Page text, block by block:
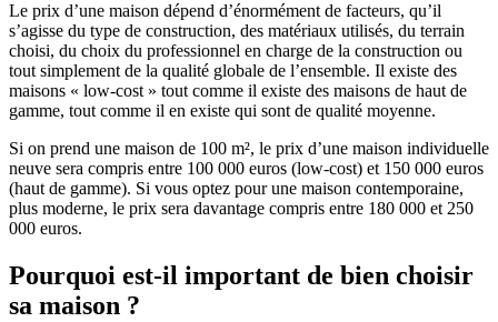
Le prix d’une maison dépend d’énormément de facteurs, qu’il
s’agisse du type de construction, des matériaux utilisés, du terrain
choisi, du choix du professionnel en charge de la construction ou
tout simplement de la qualité globale de l’ensemble. Il existe des
maisons « low-cost » tout comme il existe des maisons de haut de
gamme, tout comme il en existe qui sont de qualité moyenne.
Si on prend une maison de 100 m², le prix d’une maison individuelle
neuve sera compris entre 100 000 euros (low-cost) et 150 000 euros
(haut de gamme). Si vous optez pour une maison contemporaine,
plus moderne, le prix sera davantage compris entre 180 000 et 250
000 euros.
Pourquoi est-il important de bien choisir
sa maison ?